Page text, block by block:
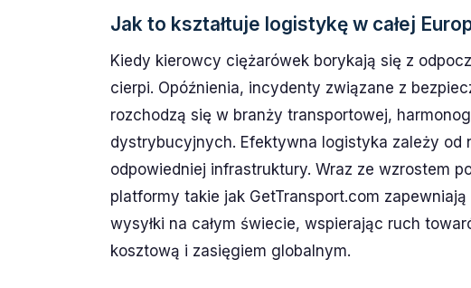
Jak to kształtuje logistykę w całej
Kiedy kierowcy ciężarówek borykają się z
cierpi. Opóźnienia, incydenty związane z
rozchodzą się w branży transportowej,
dystrybucyjnych. Efektywna logistyka zależy
odpowiedniej infrastruktury. Wraz ze wzrostem
platformy takie jak GetTransport.com
wysyłki na całym świecie, wspierając ruch
kosztową i zasięgiem globalnym.